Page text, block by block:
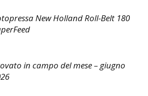
New Holland Roll-Belt 180
in campo del mese – giugno